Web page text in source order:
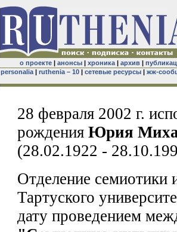
о проекте| анонсы| хроника| архив|
personalia| ruthenia – 10| сетевые ресурсы| жж-
28 февраля 2002 г.
рождения Юрия
(28.02.1922 -
Отделение семиотики
Тартуского
дату проведением